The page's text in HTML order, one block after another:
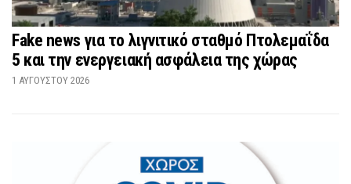
Fake news για το λιγνιτικό σταθμό Πτολεμαΐδα
5 και την ενεργειακή ασφάλεια της χώρας
1 ΑΥΓΟΎΣΤΟΥ 2026